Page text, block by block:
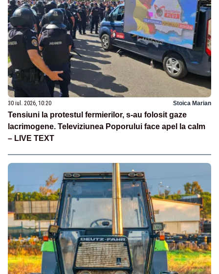
30 iul. 2026, 10:20 Stoica Marian
Tensiuni la protestul fermierilor, s-au folosit gaze
lacrimogene. Televiziunea Poporului face apel la calm
– LIVE TEXT